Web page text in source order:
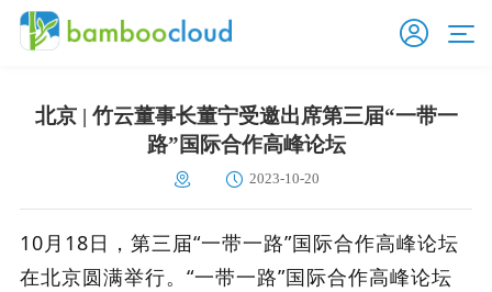
北京 | 竹云董事长董宁受邀出席第三届“一带一
路”国际合作高峰论坛
2023-10-20
10月18日，第三届“一带一路”国际合作高峰论坛
在北京圆满举行。“一带一路”国际合作高峰论坛